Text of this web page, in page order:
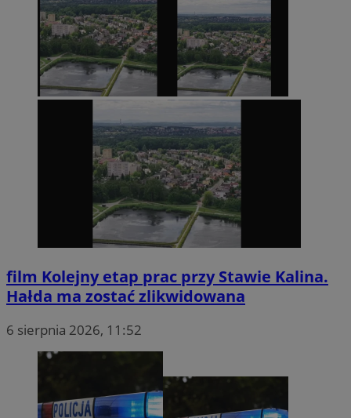
film Kolejny etap prac przy Stawie Kalina.
Hałda ma zostać zlikwidowana
6 sierpnia 2026, 11:52